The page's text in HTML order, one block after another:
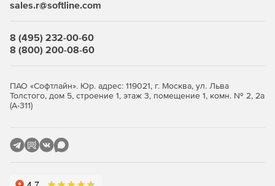
sales.r@softline.com
8 (495) 232-00-60
8 (800) 200-08-60
ПАО «Софтлайн». Юр. адрес: 119021, г. Москва, ул. Льва
Толстого, дом 5, строение 1, этаж 3, помещение 1, комн. № 2, 2а
(А-311)